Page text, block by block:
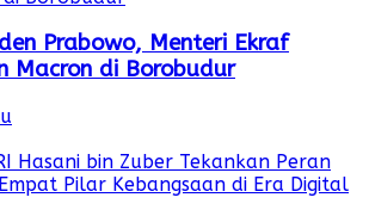
Prabowo, Menteri Ekraf
Macron di Borobudur